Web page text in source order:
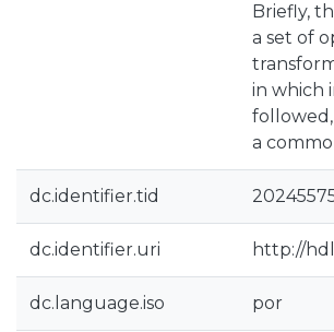
Briefly,
a set of
in which
a
dc.identifier.tid
dc.identifier.uri http://
dc.language.iso por